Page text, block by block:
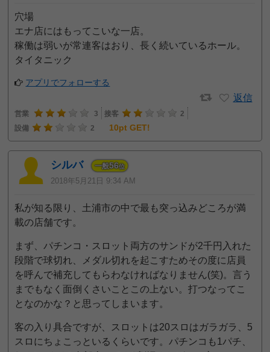
穴場
エナ店にはもってこいな一店。
稼働は弱いが常連客はおり、長く続いているホール。
タイタニック
アプリでフォローする
返信
営業 3 接客
2
設備
2 10pt GET!
シルバ 一般56位
2018年5月21日 9:34 AM
私が知る限り、土浦市の中で最も突っ込みどころが満
載の店舗です。
まず、パチンコ・スロット両方のサンドが2千円入れた
段階で球切れ、メダル切れを起こすためその度に店員
を呼んで補充してもらわなければなりません(笑)。言う
までもなく面倒くさいことこの上ない。打つなってこ
となのかな？と思ってしまいます。
客の入り具合ですが、スロットは20スロはガラガラ、5
スロにちょこっといるくらいです。パチンコも1パチ、